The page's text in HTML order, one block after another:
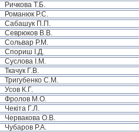
Ричкова Т.Б.
Романюк Р.С.
Сабашук П.П.
Севрюков В.В.
Сольвар Р.М.
Спориш І.Д.
Суслова І.М.
Ткачук Г.В.
Тригубенко С.М.
Усов К.Г.
Фролов М.О.
Чекіта Г.Л.
Червакова О.В.
Чубаров Р.А.